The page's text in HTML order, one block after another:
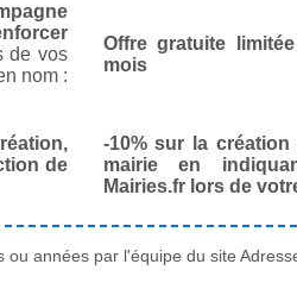
de vos
nom :
Offre gratuite
mois
de
-10% sur la
mairie en
Mairies.fr lors de
années par l'équipe du site